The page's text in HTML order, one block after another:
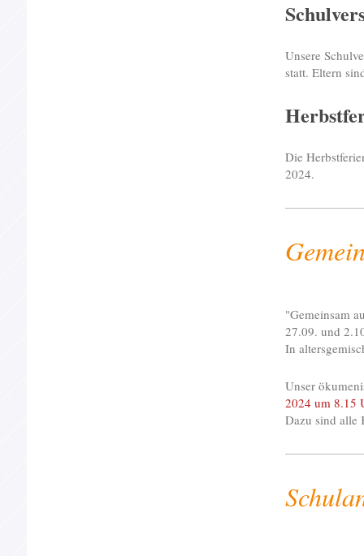
Unsere
statt. Eltern
Die
2024.
"Gemeinsam
27.09. und
In
Unser
2024 um 8.15
Dazu sind alle